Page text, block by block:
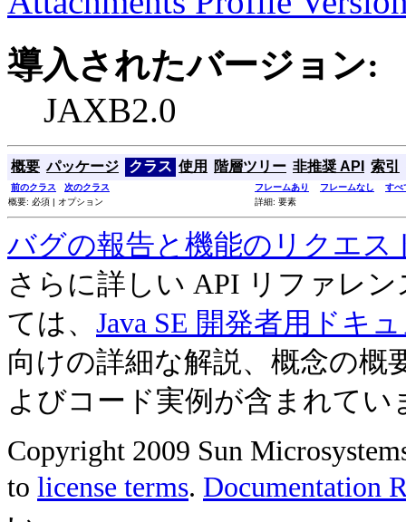
導入されたバージョン:
JAXB2.0
概要 パッケージ クラス 使用 階層ツリー 非推奨 API 索引
前のクラス 次のクラス フレームあり フレームなし
すべ
概要: 必須 | オプション
詳細: 要素
バグの報告と機能のリクエス
さらに詳しい API リファレ
ては、 Java SE 開発者用ドキ
向けの詳細な解説、概念の概
よびコード実例が含まれてい
Copyright 2009 Sun
to license terms. Documentation